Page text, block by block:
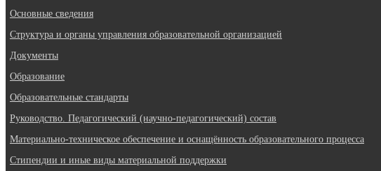
Основные сведения
Структура и органы управления образовательной организацией
Документы
Образование
Образовательные стандарты
Руководство. Педагогический (научно-педагогический) состав
Материально-техническое обеспечение и оснащённость образовательного процесса
Стипендии и иные виды материальной поддержки